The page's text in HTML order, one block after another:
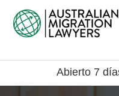
Abierto 7